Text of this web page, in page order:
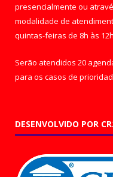
presencialmente ou
modalidade de
quintas-feiras de 8h às
Serão atendidos 20
para os casos de
DESENVOLVIDO POR